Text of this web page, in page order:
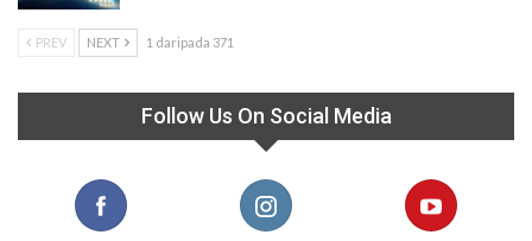
PREV NEXT 1 daripada 371
Follow Us On Social Media